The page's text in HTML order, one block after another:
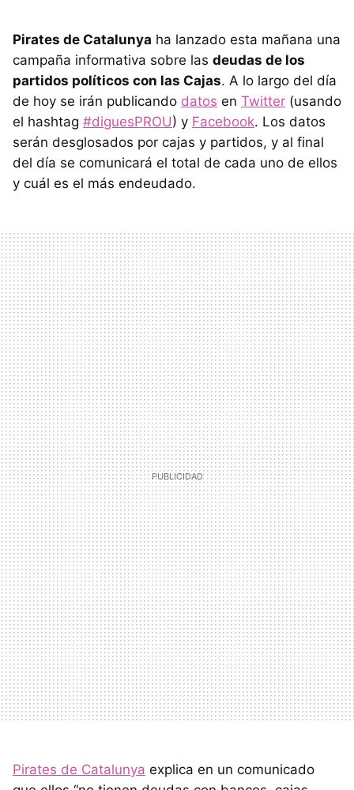
Pirates de Catalunya ha lanzado esta mañana una
campaña informativa sobre las deudas de los
partidos políticos con las Cajas. A lo largo del día
de hoy se irán publicando datos en Twitter (usando
el hashtag #diguesPROU) y Facebook. Los datos
serán desglosados por cajas y partidos, y al final
del día se comunicará el total de cada uno de ellos
y cuál es el más endeudado.
Pirates de Catalunya explica en un comunicado